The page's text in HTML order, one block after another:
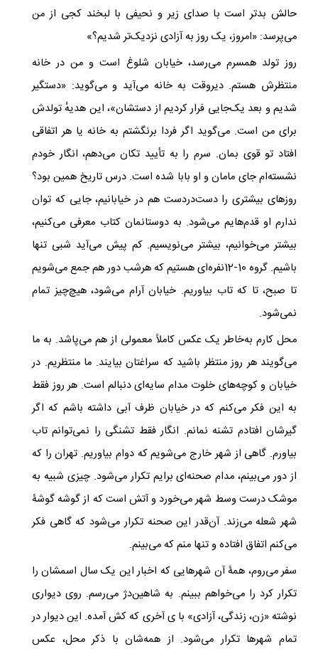
حالش بدتر است با صدای زیر و نحیفی با لبخند کجی از من
می‌پرسد: «امروز، یک روز به آزادی نزدیک‌تر شدیم؟»
روز تولد همسرم می‌رسد، خیابان شلوغ است و من در خانه
منتظرش هستم. دیروقت به خانه می‌آید و می‌گوید: «دستگیر
شدیم و بعد یک‌جایی فرار کردیم از دستشان»، این هدیهٔ تولدش
برای من است. می‌گوید اگر فردا برنگشتم به خانه یا هر اتفاقی
افتاد تو قوی بمان. سرم را به تأیید تکان می‌دهم، انگار خودم
نشسته‌ام جای مامان و او بابا شده است. درس تاریخ همین بود؟
روزهای بیشتری را دست‌در‌دست هم در خیابانیم، جایی که توان
ندارم او قدم‌هایم می‌شود. به دوستانمان کتاب معرفی می‌کنیم،
بیشتر می‌خوانیم، بیشتر می‌نویسیم. کم پیش می‌آید شبی تنها
باشیم. گروه 10-12نفره‌ای هستیم که هرشب دور هم جمع می‌شویم
تا صبح، تا که تاب بیاوریم. خیابان آرام می‌شود، هیچ‌چیز تمام
نمی‌شود.
محل کارم به‌خاطر یک عکس کاملاً معمولی از هم می‌پاشد. به ما
می‌گویند هر روز منتظر باشید که سراغتان بیایند. ما منتظریم. در
خیابان و کوچه‌های خلوت مدام سایه‌ای دنبالم است. هر روز فقط
به این فکر می‌کنم که در خیابان ظرف آبی داشته باشم که اگر
گیرشان افتادم تشنه نمانم. انگار فقط تشنگی را نمی‌توانم تاب
بیاورم. گاهی از شهر خارج می‌شویم که دوام بیاوریم. تهران را که
از دور می‌بینم، مدام صحنه‌ای برایم تکرار می‌شود. چیزی شبیه به
موشک درست وسط شهر می‌خورد و آتش است که از گوشه گوشۀ
شهر شعله می‌زند. آن‌قدر این صحنه تکرار می‌شود که گاهی فکر
می‌کنم اتفاق افتاده و تنها منم که می‌بینم.
سفر می‌روم، همۀ آن شهرهایی که اخبار این یک سال اسمشان را
تکرار کرد را می‌خواهم ببینم. به شاهین‌دژ می‌رسم. روی دیواری
نوشته «زن، زندگی، آزادی» با ی آخری که کش آمده. این دیوار در
تمام شهرها تکرار می‌شود. از همه‌شان با ذکر محل، عکس